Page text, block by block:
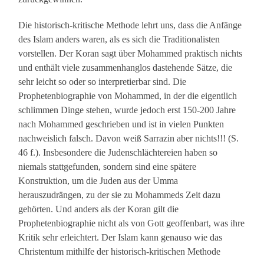
Die historisch-kritische Methode lehrt uns, dass die Anfänge
des Islam anders waren, als es sich die Traditionalisten
vorstellen. Der Koran sagt über Mohammed praktisch nichts
und enthält viele zusammenhanglos dastehende Sätze, die
sehr leicht so oder so interpretierbar sind. Die
Prophetenbiographie von Mohammed, in der die eigentlich
schlimmen Dinge stehen, wurde jedoch erst 150-200 Jahre
nach Mohammed geschrieben und ist in vielen Punkten
nachweislich falsch. Davon weiß Sarrazin aber nichts!!! (S.
46 f.). Insbesondere die Judenschlächtereien haben so
niemals stattgefunden, sondern sind eine spätere
Konstruktion, um die Juden aus der Umma
herauszudrängen, zu der sie zu Mohammeds Zeit dazu
gehörten. Und anders als der Koran gilt die
Prophetenbiographie nicht als von Gott geoffenbart, was ihre
Kritik sehr erleichtert. Der Islam kann genauso wie das
Christentum mithilfe der historisch-kritischen Methode